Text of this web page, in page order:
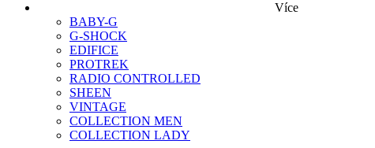
Více
BABY-G
G-SHOCK
EDIFICE
PROTREK
RADIO CONTROLLED
SHEEN
VINTAGE
COLLECTION MEN
COLLECTION LADY